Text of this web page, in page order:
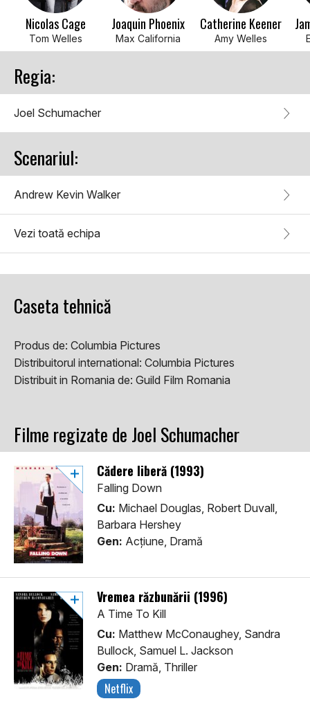
Nicolas Cage
Tom Welles
Joaquin Phoenix
Max California
Catherine Keener
Amy Welles
Regia:
Joel Schumacher
Scenariul:
Andrew Kevin Walker
Vezi toată echipa
Caseta tehnică
Produs de: Columbia Pictures
Distribuitorul international: Columbia Pictures
Distribuit in Romania de: Guild Film Romania
Filme regizate de Joel Schumacher
Cădere liberă (1993)
Falling Down
Cu: Michael Douglas, Robert Duvall,
Barbara Hershey
Gen: Acţiune, Dramă
Vremea răzbunării (1996)
A Time To Kill
Cu: Matthew McConaughey, Sandra
Bullock, Samuel L. Jackson
Gen: Dramă, Thriller
Netflix